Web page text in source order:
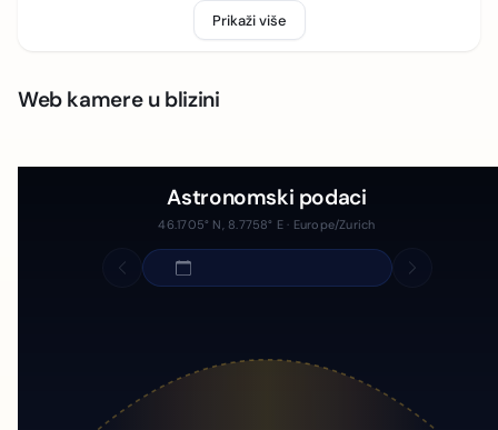
Prikaži više
Web kamere u blizini
Astronomski podaci
46.1705° N, 8.7758° E · Europe/Zurich